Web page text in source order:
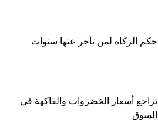
حكم الزكاة لمن تأخر عنها سنوات
تراجع أسعار الخضروات والفاكهة في
السوق